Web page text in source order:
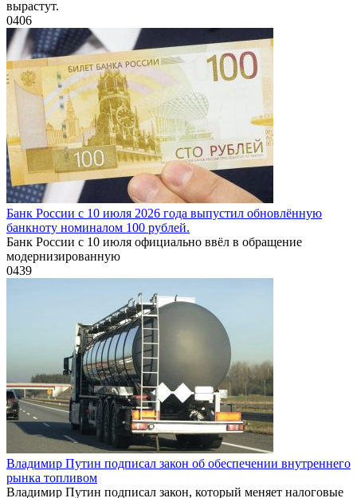
вырастут.
0406
Банк России с 10 июля 2026 года выпустил обновлённую
банкноту номиналом 100 рублей.
Банк России с 10 июля официально ввёл в обращение
модернизированную
0439
Владимир Путин подписал закон об обеспечении внутреннего
рынка топливом
Владимир Путин подписал закон, который меняет налоговые